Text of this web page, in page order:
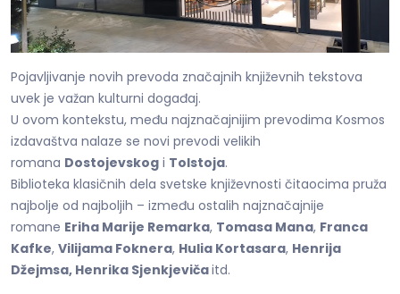
Pojavljivanje novih prevoda značajnih književnih tekstova
uvek je važan kulturni događaj.
U ovom kontekstu, među najznačajnijim prevodima Kosmos
izdavaštva nalaze se novi prevodi velikih
romana Dostojevskog i Tolstoja.
Biblioteka klasičnih dela svetske književnosti čitaocima pruža
najbolje od najboljih – između ostalih najznačajnije
romane Eriha Marije Remarka, Tomasa Mana, Franca
Kafke, Vilijama Foknera, Hulia Kortasara, Henrija
Džejmsa, Henrika Sjenkjevičaitd.